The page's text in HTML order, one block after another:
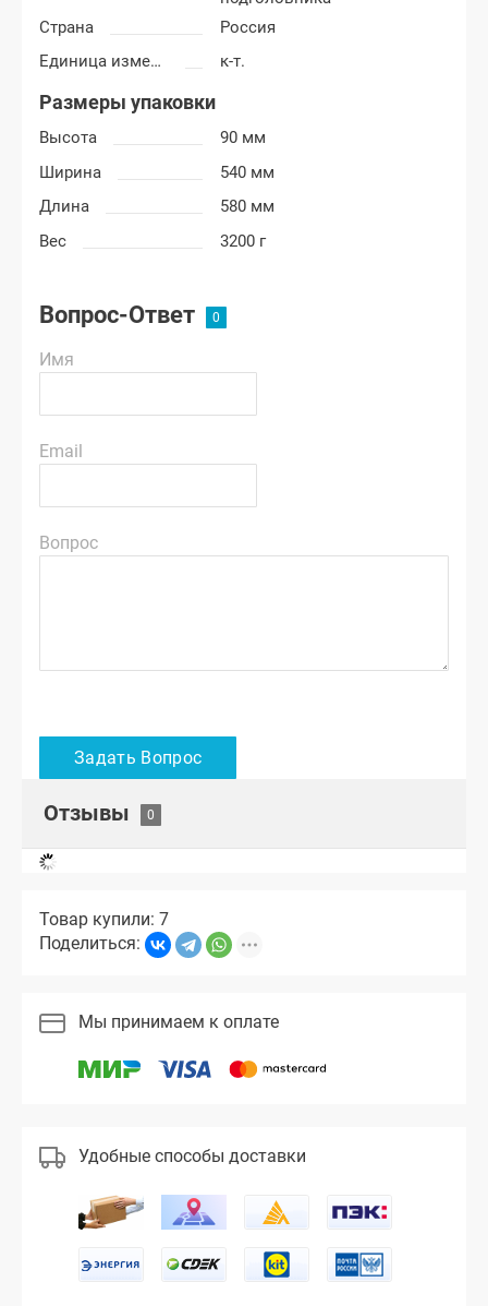
Страна
Россия
Единица измерения
к-т.
Размеры упаковки
Высота
90 мм
Ширина
540 мм
Длина
580 мм
Вес
3200 г
Вопрос-Ответ
Имя
Email
Вопрос
Отзывы
Товар купили: 7
Поделиться:
Мы принимаем к оплате
Удобные способы доставки